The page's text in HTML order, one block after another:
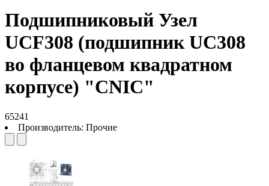
Подшипниковый Узел
UCF308 (подшипник UC308
во фланцевом квадратном
корпусе) "CNIC"
65241
Производитель: Прочие